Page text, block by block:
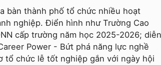
bàn thành phố tổ chức nhiều hoạt
nghiệp. Điển hình như Trường Cao
cấp trường năm học 2025-2026; diễn
Power - Bứt phá năng lực nghề
tổ chức lễ tốt nghiệp gắn với ngày hội